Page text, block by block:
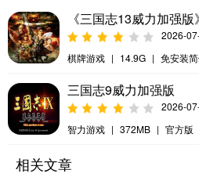
《三国志13威力加强版》
2026-
棋牌游戏 | 14.9G | 免安装
三国志9威力加强版
2026-
智力游戏 | 372MB | 官方版
相关文章